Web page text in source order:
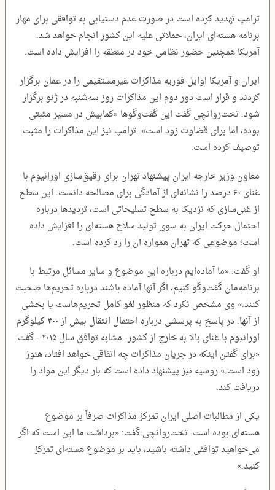
ترامپ تهدید کرده است در صورت عدم دستیابی به توافقی برای مهار
برنامه هسته‌ای ایران، حملاتی علیه این کشور انجام خواهد شد.
آمریکا همچنین حضور نظامی خود در منطقه را افزایش داده است.
ایران و آمریکا اوایل فوریه مذاکرات غیرمستقیمی را در عمان برگزار
کردند و قرار است دور دوم این مذاکرات روز سه‌شنبه در ژنو برگزار
شود. تخت‌روانچی گفت این گفت‌و‌گو‌ها «کمابیش در مسیر مثبتی
بوده، اما برای قضاوت زود است». ترامپ نیز این مذاکرات را مثبت
توصیف کرده است.
معاون وزیر خارجه ایران پیشنهاد تهران برای رقیق‌سازی اورانیوم با
غنای ۶۰ درصد را نشانه‌ای از آمادگی برای مصالحه دانست. این سطح
از غنی‌سازی که نزدیک به سطح تسلیحاتی است، تردید‌ها درباره
احتمال حرکت ایران به سوی تولید سلاح هسته‌ای را افزایش داده
است؛ موضوعی که تهران همواره آن را رد کرده است.
او گفت: «ما آماده‌ایم درباره این موضوع و سایر مسائل مرتبط با
برنامه‌مان گفت‌و‌گو کنیم، اگر آنها آماده باشند درباره تحریم‌ها صحبت
کنند.» وی مشخص نکرد که منظور لغو کامل تحریم‌هاست یا بخشی
از آنها. در پاسخ به پرسشی درباره احتمال انتقال بیش از ۴۰۰ کیلوگرم
اورانیوم با غنای بالا به خارج از کشور- مشابه توافق سال ۲۰۱۵ - گفت:
«برای گفتن اینکه در جریان مذاکرات چه اتفاقی خواهد افتاد، هنوز
زود است.» روسیه نیز پیشنهاد داده است که بار دیگر این مواد را
دریافت کند.
یکی از مطالبات اصلی ایران تمرکز مذاکرات صرفاً بر موضوع
هسته‌ای بوده است. تخت‌روانچی گفت: «برداشت ما این است که اگر
می‌خواهید توافقی داشته باشید، باید بر موضوع هسته‌ای تمرکز
کنید.»